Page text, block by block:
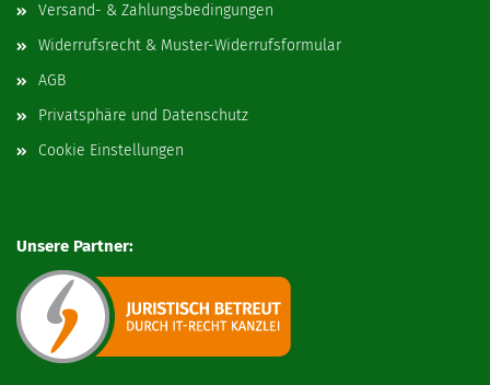
Versand- & Zahlungsbedingungen
Widerrufsrecht & Muster-Widerrufsformular
AGB
Privatsphäre und Datenschutz
Cookie Einstellungen
Unsere Partner: